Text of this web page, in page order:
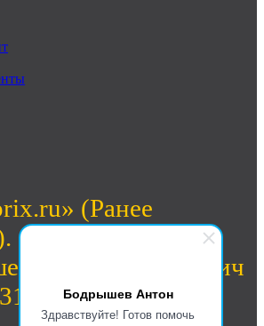
Бодрышев Антон
Здравствуйте! Готов помочь
(Ранее
Антон Валерьевич